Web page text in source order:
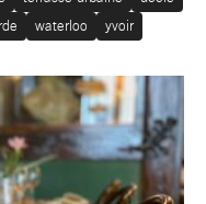
waterloo yvoir